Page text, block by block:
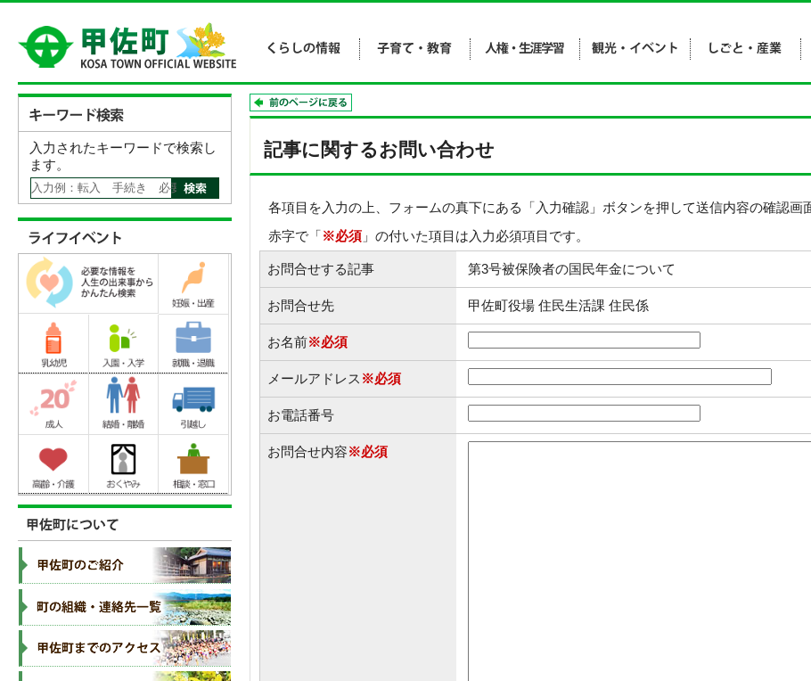
記事に関するお問い合わせ
各項目を入力の上、フォームの真下にある「入力確認」ボタンを押して送信内容の確認画
赤字で「※必須 」の付いた項目は入力必須項目です。
お問合せする記事 第3号被保険者の国民年金について
お問合せ先 甲佐町役場 住民生活課 住民係
お名前※必須
メールアドレス ※必須
お電話番号
お問合せ内容※必須
入力されたキーワードで検索し
ます。